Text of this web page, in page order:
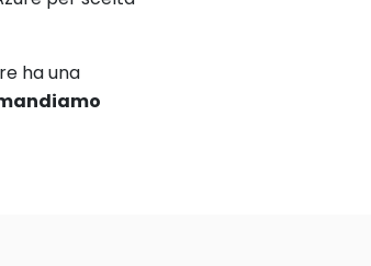
ha una